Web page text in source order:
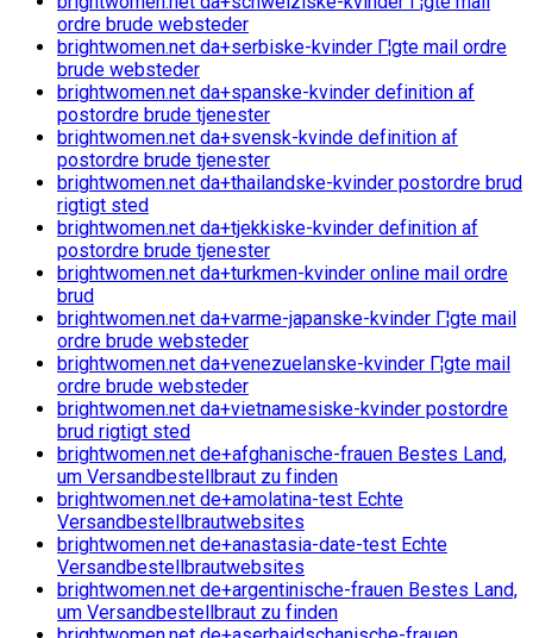
ordre brude websteder
brightwomen.net da+serbiske-kvinder Г¦gte mail ordre
brude websteder
brightwomen.net da+spanske-kvinder definition af
postordre brude tjenester
brightwomen.net da+svensk-kvinde definition af
postordre brude tjenester
brightwomen.net da+thailandske-kvinder postordre brud
rigtigt sted
brightwomen.net da+tjekkiske-kvinder definition af
postordre brude tjenester
brightwomen.net da+turkmen-kvinder online mail ordre
brud
brightwomen.net da+varme-japanske-kvinder Г¦gte mail
ordre brude websteder
brightwomen.net da+venezuelanske-kvinder Г¦gte mail
ordre brude websteder
brightwomen.net da+vietnamesiske-kvinder postordre
brud rigtigt sted
brightwomen.net de+afghanische-frauen Bestes Land,
um Versandbestellbraut zu finden
brightwomen.net de+amolatina-test Echte
Versandbestellbrautwebsites
brightwomen.net de+anastasia-date-test Echte
Versandbestellbrautwebsites
brightwomen.net de+argentinische-frauen Bestes Land,
um Versandbestellbraut zu finden